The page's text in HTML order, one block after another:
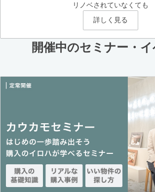
リノベされていなくても
詳しく見る
開催中のセミナー・イ